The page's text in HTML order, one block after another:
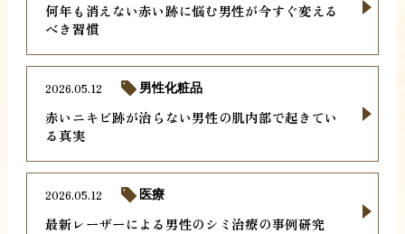
何年も消えない赤い跡に悩む男性が今すぐ変える
べき習慣
赤いニキビ跡が治らない男性の肌内部で起きてい
る真実
2026.05.12 男性化粧品
最新レーザーによる男性のシミ治療の事例研究
2026.05.12 医療